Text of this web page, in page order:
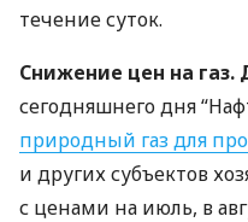
течение суток.
Снижение цен на
сегодняшнего дня
природный газ для
и других субъектов
с ценами на июль, в